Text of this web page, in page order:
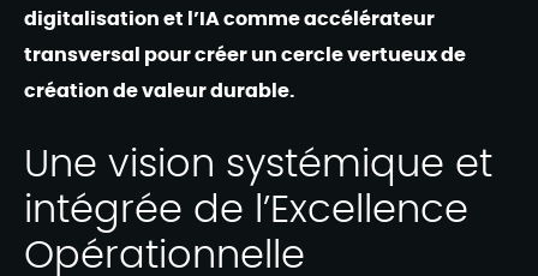
digitalisation et l’IA comme accélérateur
transversal pour créer un cercle vertueux de
création de valeur durable.
Une vision systémique et
intégrée de l’Excellence
Opérationnelle